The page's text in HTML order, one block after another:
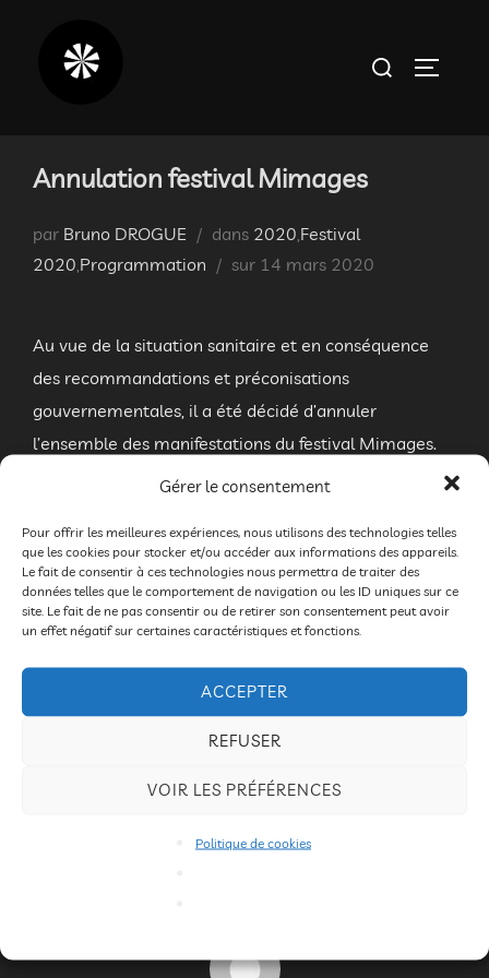
Gérer le consentement
Pour offrir les meilleures expériences, nous utilisons des technologies telles
que les cookies pour stocker et/ou accéder aux informations des appareils.
Le fait de consentir à ces technologies nous permettra de traiter des
données telles que le comportement de navigation ou les ID uniques sur ce
site. Le fait de ne pas consentir ou de retirer son consentement peut avoir
un effet négatif sur certaines caractéristiques et fonctions.
ACCEPTER
REFUSER
VOIR LES PRÉFÉRENCES
Politique de cookies
Rechercher :
Annulation festival Mimages
par Bruno DROGUE dans 2020,Festival
2020,Programmation sur Publié
14 mars 2020
Au vue de la situation sanitaire et en conséquence
des recommandations et préconisations
gouvernementales, il a été décidé d’annuler
l’ensemble des manifestations du festival Mimages.
Nous espérons vous retrouver dans des conditions
plus propices à la fête et au spectacle vivant.
A très bientôt